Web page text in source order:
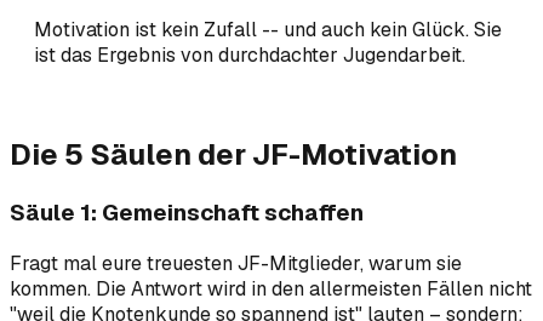
Motivation ist kein Zufall -- und auch kein Glück. Sie
ist das Ergebnis von durchdachter Jugendarbeit.
Die 5 Säulen der JF-Motivation
Säule 1: Gemeinschaft schaffen
Fragt mal eure treuesten JF-Mitglieder, warum sie
kommen. Die Antwort wird in den allermeisten Fällen nicht
"weil die Knotenkunde so spannend ist" lauten – sondern: